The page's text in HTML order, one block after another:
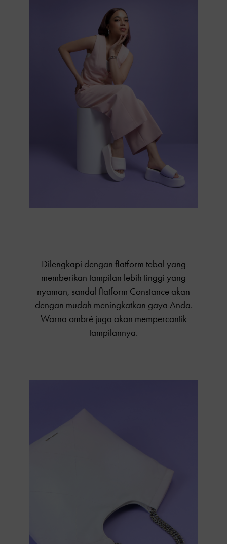
Dilengkapi dengan flatform tebal yang
memberikan tampilan lebih tinggi yang
nyaman, sandal flatform Constance akan
dengan mudah meningkatkan gaya Anda.
Warna ombré juga akan mempercantik
tampilannya.